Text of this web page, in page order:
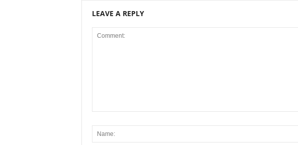
LEAVE A REPLY